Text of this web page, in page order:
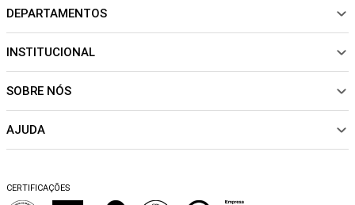
DEPARTAMENTOS
NOVIDADES
CALÇADOS
SALE
INSTITUCIONAL
Sobre Nós
Sustentabilidade
Trocas e Devoluções
Perguntas Frequentes
SOBRE NÓS
Política de pagamento
AJUDA
Dicas de cuidados
CERTIFICAÇÕES